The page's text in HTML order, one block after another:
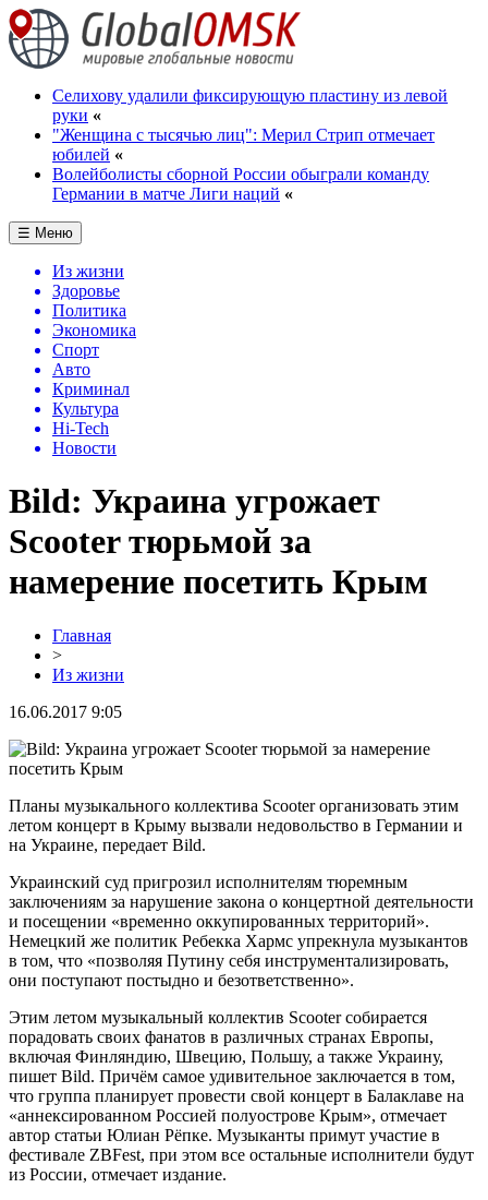
Селихову удалили фиксирующую пластину из левой
руки «
"Женщина с тысячью лиц": Мерил Стрип отмечает
юбилей «
Волейболисты сборной России обыграли команду
Германии в матче Лиги наций «
☰ Меню
Из жизни
Здоровье
Политика
Экономика
Спорт
Авто
Криминал
Культура
Hi-Tech
Новости
Bild: Украина угрожает
Scooter тюрьмой за
намерение посетить Крым
Главная
>
Из жизни
16.06.2017 9:05
Планы музыкального коллектива Scooter организовать этим
летом концерт в Крыму вызвали недовольство в Германии и
на Украине, передает Bild.
Украинский суд пригрозил исполнителям тюремным
заключениям за нарушение закона о концертной деятельности
и посещении «временно оккупированных территорий».
Немецкий же политик Ребекка Хармс упрекнула музыкантов
в том, что «позволяя Путину себя инструментализировать,
они поступают постыдно и безответственно».
Этим летом музыкальный коллектив Scooter собирается
порадовать своих фанатов в различных странах Европы,
включая Финляндию, Швецию, Польшу, а также Украину,
пишет Bild. Причём самое удивительное заключается в том,
что группа планирует провести свой концерт в Балаклаве на
«аннексированном Россией полуострове Крым», отмечает
автор статьи Юлиан Рёпке. Музыканты примут участие в
фестивале ZBFest, при этом все остальные исполнители будут
из России, отмечает издание.